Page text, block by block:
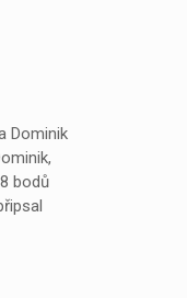
Dominik
bodů